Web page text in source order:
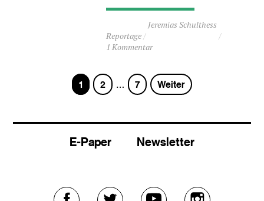
Durchschnittliche
ca.
1
Reportage
Jeremias Schulthess
1 Kommentar
Seite
1 Seite
2 … Seite
7 Weiter
E-Paper Newsletter